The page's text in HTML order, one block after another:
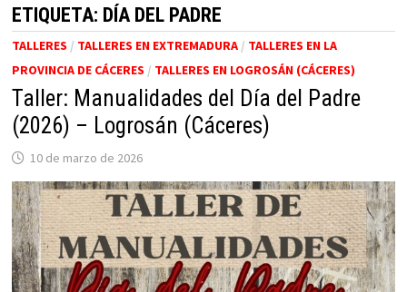
ETIQUETA: DÍA DEL PADRE
TALLERES / TALLERES EN EXTREMADURA/ TALLERES EN LA
PROVINCIA DE CÁCERES / TALLERES EN LOGROSÁN (CÁCERES)
Taller: Manualidades del Día del Padre
(2026) – Logrosán (Cáceres)
10 de marzo de 2026